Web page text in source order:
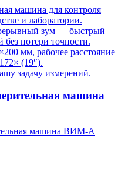
машина для контроля
и лаборатории.
зум — быстрый
потери точности.
мм, рабочее расстояние
(19″).
задачу измерений.
машина